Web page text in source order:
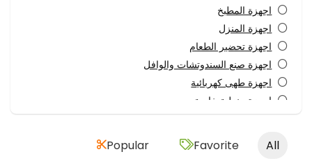
اجهزة المطبخ
اجهزة المنزل
اجهزة تحضير الطعام
اجهزة صنع السندوتشات والوافل
اجهزة طهى كهربائية
اجهزة منزلية خاصة
الاجهزة الكهربائية
All
Favorite
Popular